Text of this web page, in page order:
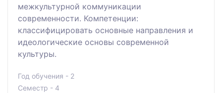
межкультурной коммуникации
современности. Компетенции:
классифицировать основные направления и
идеологические основы современной
культуры.
Год обучения - 2
Семестр - 4